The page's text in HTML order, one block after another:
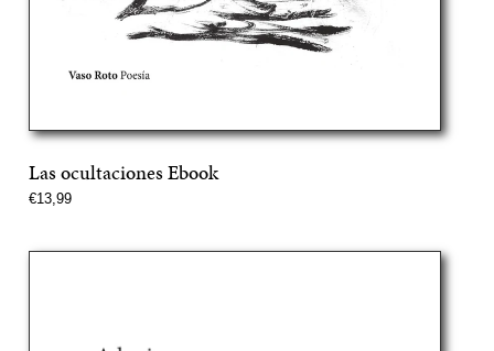
Las ocultaciones Ebook
Precio
€13,99